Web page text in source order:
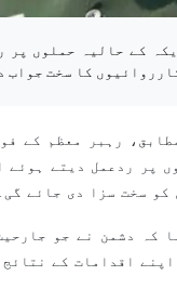
کے حالیہ حملوں پر
کا سخت جواب
رہبر معظم کے
پر ردعمل دیتے ہوئے
کو سخت سزا دی جائے
کہ دشمن نے جو
اقدامات کے